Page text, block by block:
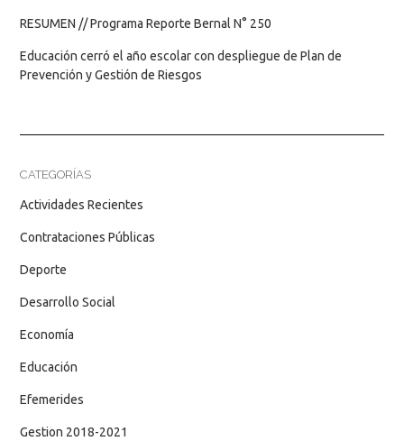
RESUMEN // Programa Reporte Bernal N° 250
Educación cerró el año escolar con despliegue de Plan de
Prevención y Gestión de Riesgos
CATEGORÍAS
Actividades Recientes
Contrataciones Públicas
Deporte
Desarrollo Social
Economía
Educación
Efemerides
Gestion 2018-2021